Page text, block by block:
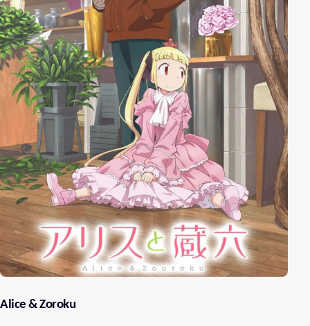
Alice & Zoroku